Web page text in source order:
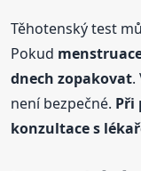
Těhotenský test
Pokud
dnech zopakovat.
není bezpečné. Při
konzultace s